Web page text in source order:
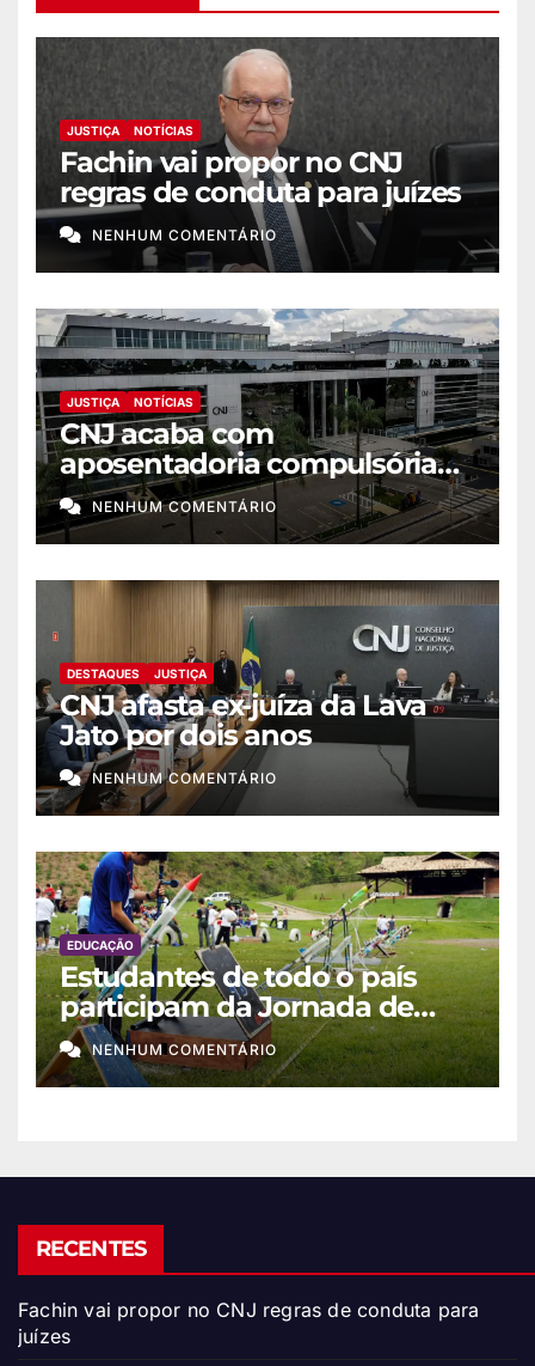
JUSTIÇA NOTÍCIAS
Fachin vai propor no CNJ
regras de conduta para juízes
NENHUM COMENTÁRIO
JUSTIÇA NOTÍCIAS
CNJ acaba com
aposentadoria compulsória
como punição máxima para
juiz
NENHUM COMENTÁRIO
DESTAQUES JUSTIÇA
CNJ afasta ex-juíza da Lava
Jato por dois anos
NENHUM COMENTÁRIO
EDUCAÇÃO
Estudantes de todo o país
participam da Jornada de
Foguetes 2026
NENHUM COMENTÁRIO
RECENTES
Fachin vai propor no CNJ regras de conduta para
juízes